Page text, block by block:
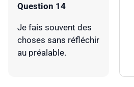
Question 14
Je fais souvent des
choses sans réfléchir
au préalable.